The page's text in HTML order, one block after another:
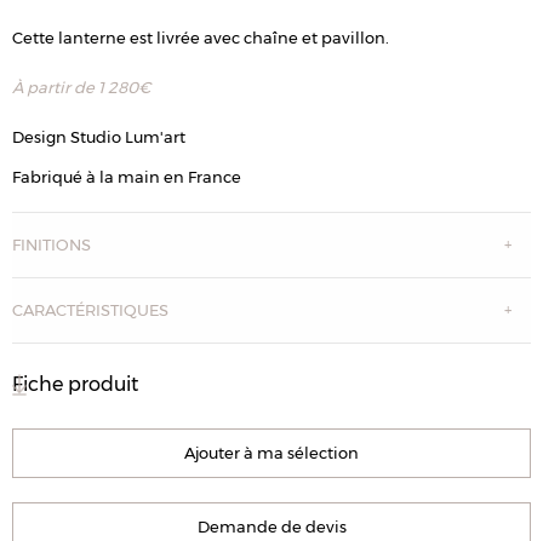
Cette lanterne est livrée avec chaîne et pavillon.
À partir de 1 280€
Design Studio Lum'art
Fabriqué à la main en France
FINITIONS
CARACTÉRISTIQUES
Fiche produit
Ajouter à ma sélection
Demande de devis